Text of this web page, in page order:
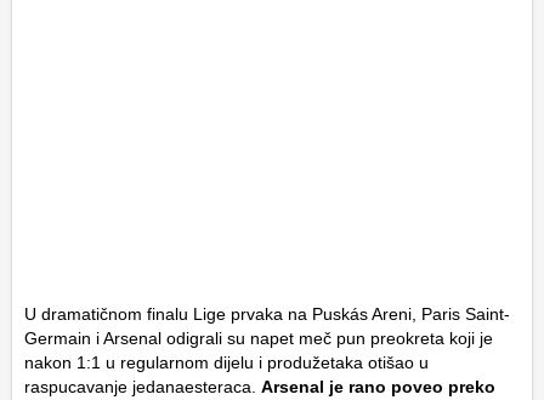
U dramatičnom finalu Lige prvaka na Puskás Areni, Paris Saint-
Germain i Arsenal odigrali su napet meč pun preokreta koji je
nakon 1:1 u regularnom dijelu i produžetaka otišao u
raspucavanje jedanaesteraca. Arsenal je rano poveo preko